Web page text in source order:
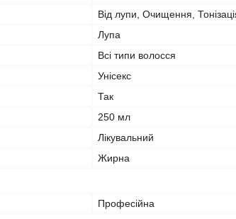
Від лупи, Очищення,
Лупа
Всі типи волосся
Унісекс
Так
250 мл
Лікувальний
Жирна
Професійна